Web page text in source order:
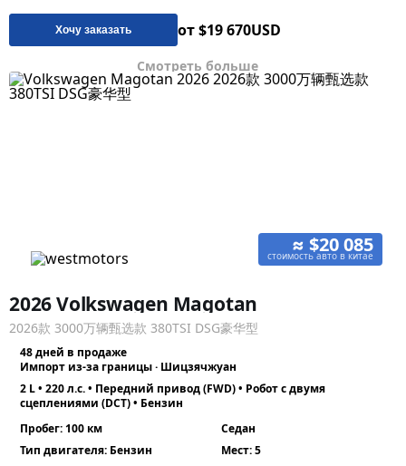
Хочу заказать от $19 670USD
Смотреть больше
≈ $20 085
стоимость авто в китае
2026 Volkswagen Magotan
2026款 3000万辆甄选款 380TSI DSG豪华型
48 дней в продаже
Импорт из-за границы · Шицзячжуан
2 L • 220 л.с. • Передний привод (FWD) • Робот с двумя
сцеплениями (DCT) • Бензин
Пробег: 100 км
Седан
Тип двигателя: Бензин
Мест: 5